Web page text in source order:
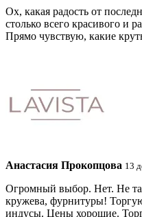
Ох, какая радость от
столько всего красивого и
Прямо чувствую, какие
Анастасия Прокопцова 13
Огромный выбор. Нет. Не
кружева, фурнитуры!
индусы. Цены хорошие.